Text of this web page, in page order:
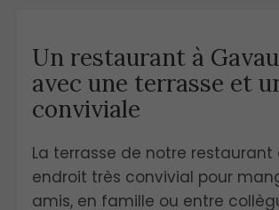
Un restaurant à
avec une terrasse et
conviviale
La terrasse de notre restaurant
endroit très convivial pour
amis, en famille ou entre